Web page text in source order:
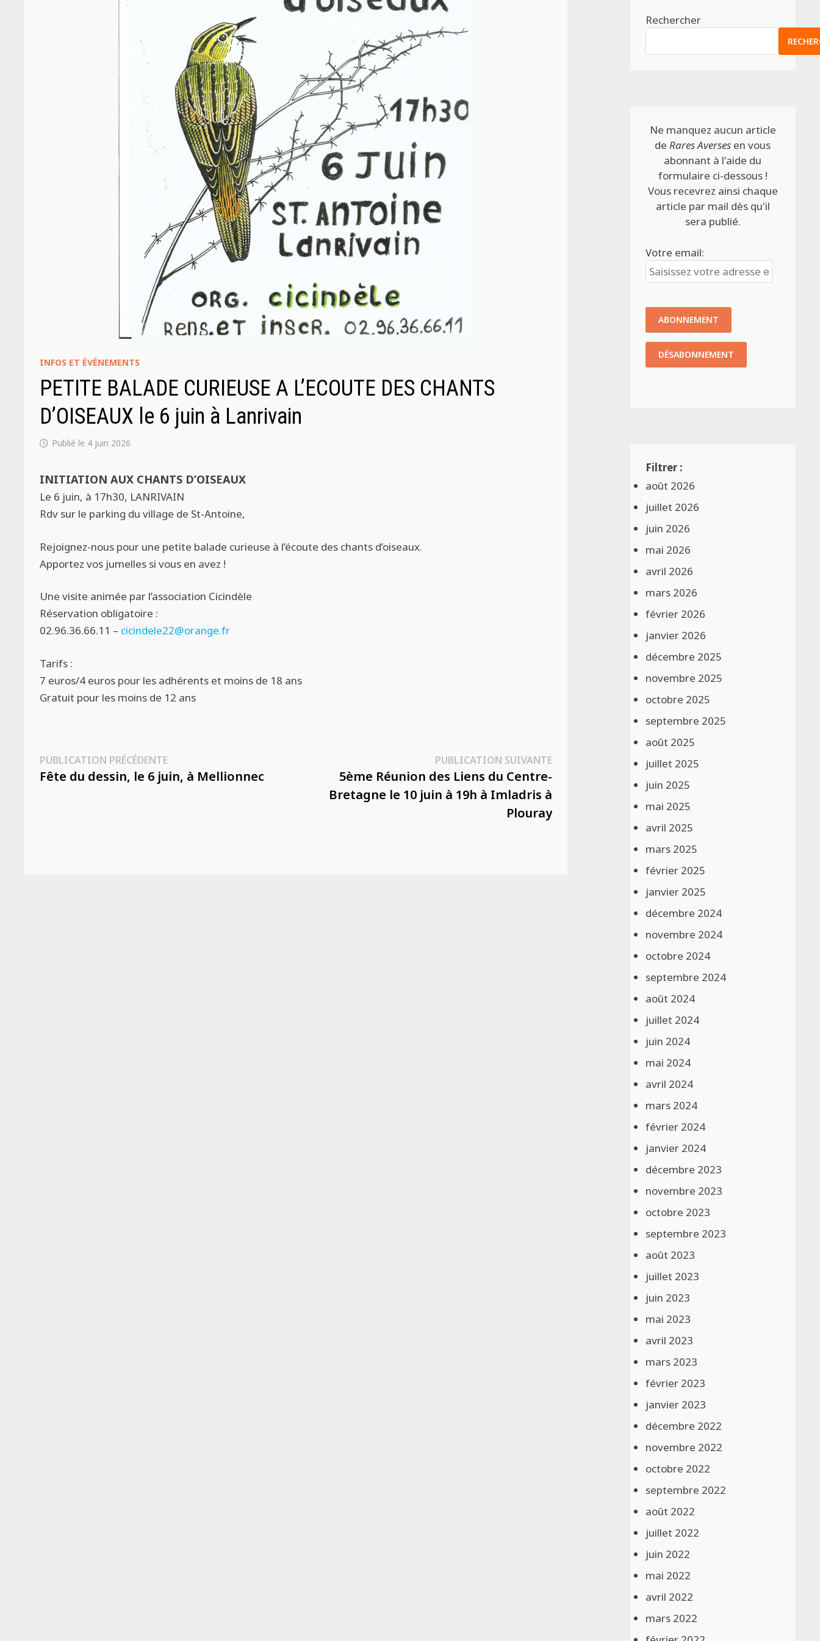
INFOS ET ÉVÉNEMENTS
PETITE BALADE CURIEUSE A L’ECOUTE DES CHANTS
D’OISEAUX le 6 juin à Lanrivain
4 juin 2026
INITIATION AUX CHANTS D’OISEAUX
Le 6 juin, à 17h30, LANRIVAIN
Rdv sur le parking du village de St-Antoine,
Rejoignez-nous pour une petite balade curieuse à l’écoute des chants d’oiseaux.
Apportez vos jumelles si vous en avez !
Une visite animée par l’association Cicindèle
Réservation obligatoire :
02.96.36.66.11 – cicindele22@orange.fr
Tarifs :
7 euros/4 euros pour les adhérents et moins de 18 ans
Gratuit pour les moins de 12 ans
Navigation
de
PUBLICATION PRÉCÉDENTEPublication
précédente :
Fête du dessin, le 6 juin, à Mellionnec
PUBLICATION SUIVANTEPublication
suivante :
5ème Réunion des Liens du Centre-
Bretagne le 10 juin à 19h à Imladris à
Plouray
Rechercher
Ne manquez aucun article
deRares Averses en vous
abonnant à l'aide du
formulaire ci-dessous !
Vous recevrez ainsi chaque
article par mail dès qu'il
sera publié.
Votre email:
août 2026
juillet 2026
juin 2026
mai 2026
avril 2026
mars 2026
février 2026
janvier 2026
décembre 2025
novembre 2025
octobre 2025
septembre 2025
août 2025
juillet 2025
juin 2025
mai 2025
avril 2025
mars 2025
février 2025
janvier 2025
décembre 2024
novembre 2024
octobre 2024
septembre 2024
août 2024
juillet 2024
juin 2024
mai 2024
avril 2024
mars 2024
février 2024
janvier 2024
décembre 2023
novembre 2023
octobre 2023
septembre 2023
août 2023
juillet 2023
juin 2023
mai 2023
avril 2023
mars 2023
février 2023
janvier 2023
décembre 2022
novembre 2022
octobre 2022
septembre 2022
août 2022
juillet 2022
juin 2022
mai 2022
avril 2022
mars 2022